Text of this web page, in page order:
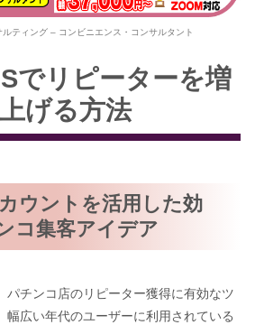
ティング – コンビニエンス・コンサルタント
でリピーターを増
げる方法
ウントを活用した効
コ集客アイデア
パチンコ店のリピーター獲得に有効なツ
幅広い年代のユーザーに利用されている